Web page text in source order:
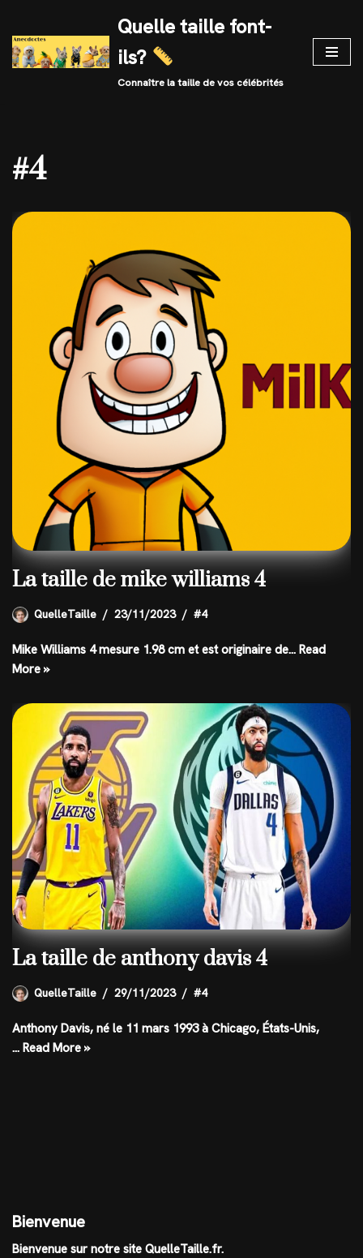
Skip
to
Quelle taille font-
ils?
Connaître la taille de vos célébrités
#4
La taille de mike williams 4
QuelleTaille 23/11/2023 #4
Mike Williams 4 mesure 1.98 cm et est originaire de… Read
More »
La taille de anthony davis 4
QuelleTaille 29/11/2023 #4
Anthony Davis, né le 11 mars 1993 à Chicago, États-Unis,
… Read More »
Bienvenue
Bienvenue sur notre site QuelleTaille.fr.